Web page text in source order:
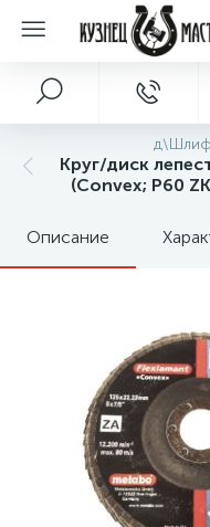
Круг/диск
(Convex; P60
Описание